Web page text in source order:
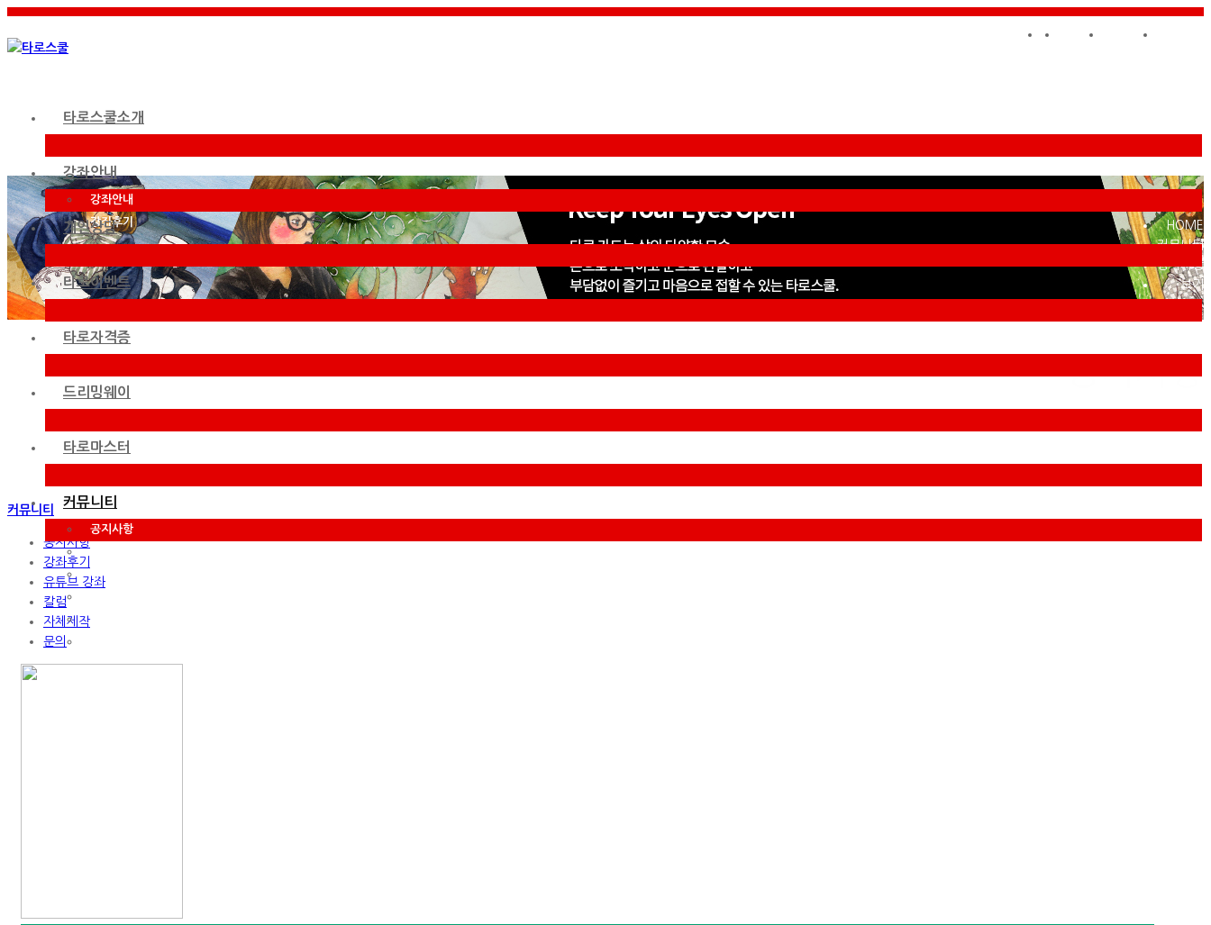
홈 로그인 회원가입
타로스쿨소개
강좌안내
강좌안내
강좌후기
개인상담
타로이벤트
타로자격증
드리밍웨이
타로마스터
커뮤니티
공지사항
유튜브 강좌
HOME
커뮤니티
공지사항
보기
공지사항
커뮤니티
공지사항
강좌후기
유튜브 강좌
칼럼
자체제작
문의